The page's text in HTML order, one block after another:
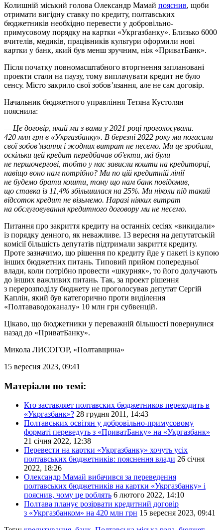
Колишній міський голова Олександр Мамай пояснив, щоби
отримати вигідну ставку по кредиту, полтавських
бюджетників необхідно перевести у добровільно-
примусовому порядку на картки «Укргазбанку». Близько 6000
вчителів, медиків, працівників культури оформили нові
картки у банк, який був менш зручним, ніж «ПриватБанк».
Після початку повномасштабного вторгнення заплановані
проекти стали на паузу, тому виплачувати кредит не було
сенсу. Місто закрило свої зобов’язання, але не сам договір.
Начальник бюджетного управління Тетяна Кустолян
пояснила:
— Це договір, який ми з вами у 2021 році проголосували.
420 млн грн в «Укргазбанку». В березні 2022 року ми погасили
свої зобов’язання і жодних витрат не несемо. Ми це зробили,
оскільки цей кредит передбачав об'єкти, які були
не першочергові, тобто у нас зависли кошти на кредиторці,
навіщо воно нам потрібно? Ми по цій кредитній лінії
не будемо брати кошти, тому що нам банк повідомив,
що ставка із 11,4% збільшилася на 25%. Ми ніколи під такий
відсоток кредит не візьмемо. Наразі ніяких витрат
на обслуговування кредитного договору ми не несемо.
Питання про закриття кредиту на останніх сесіях «викидали»
із порядку денного, як неважливе. 13 вересня на депутатській
комісії більшість депутатів підтримали закриття кредиту.
Проте зазначимо, що рішення по кредиту йде у пакеті із купою
інших бюджетних питань. Типовий прийом попередньої
влади, коли потрібно провести «шкурняк», то його долучають
до інших важливих питань. Так, за проект рішення
з перерозподілу бюджету не проголосував депутат Сергій
Каплін, який був категорично проти виділення
«Полтававодоканалу» 10 млн грн субвенцій.
Цікаво, що бюджетники у переважній більшості повернулися
назад до «ПриватБанку».
Микола ЛИСОГОР, «Полтавщина»
15 вересня 2023, 09:41
Матеріали по темі:
Кто заставляет полтавских бюджетников переходить в
«Укргазбанк»? 28 грудня 2011, 14:43
Полтавських освітян у добровільно-примусовому
форматі переведуть з «ПриватБанку» на «Укргазбанк»
21 січня 2022, 12:38
Перевести на картки «Укргазбанку» хочуть усіх
полтавських бюджетників: пояснення влади 26 січня
2022, 18:26
Олександр Мамай вибачився за переведення
полтавських бюджетників на картки «Укргазбанку» і
пояснив, чому це роблять 6 лютого 2022, 14:10
Полтава планує розірвати кредитний договір
з «Укргазбанком» на 420 млн грн 15 вересня 2023, 09:41